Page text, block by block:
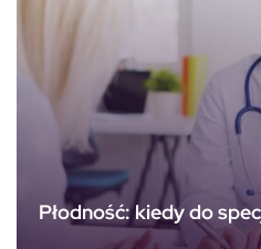
Płodność: kiedy do